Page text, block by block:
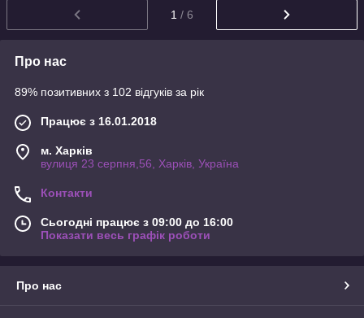
1 / 6
Про нас
89% позитивних з 102 відгуків за рік
Працює з 16.01.2018
м. Харків
вулиця 23 серпня,56, Харків, Україна
Контакти
Сьогодні працює з 09:00 до 16:00
Показати весь графік роботи
Про нас